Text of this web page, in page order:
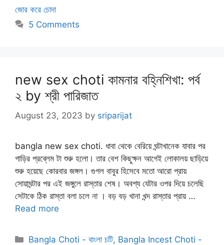
জোর করে চোদা
5 Comments
new sex choti কামনার বহ্নিশিখা: পর্ব
২ by শ্রী পারিজাত
August 23, 2023 by sriparijat
bangla new sex choti. ধাবা থেকে বেরিয়ে ঘন্টাখানেক যাবার পর
গাড়ির প্রব্লেম টা শুরু হলো। তার বেশ কিছুক্ষন আগেই লোকালয় ছাড়িয়ে
শুরু হয়েছে কোরবার জঙ্গল। গুগল বাবুর হিসেবে মতো আরো প্রায়
সোয়াঘন্টার পর এই জঙ্গুলে রাস্তার শেষ। অবশ্য যেটার ওপর দিয়ে চলেছি
সেটাকে ঠিক রাস্তা বলা চলে না । বড় বড় খানা খন্দ রাস্তার প্রায় …
Read more
Categories
Bangla Choti - বাংলা চটি, Bangla Incest Choti -